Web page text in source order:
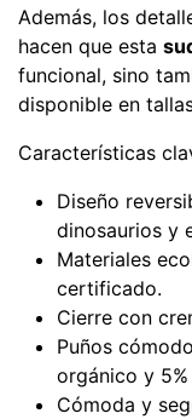
Además, los
hacen que esta
funcional, sino
disponible en
Características
Diseño
dinosaurios y
Materiales
certificado.
Cierre con
Puños
orgánico y
Cómoda y